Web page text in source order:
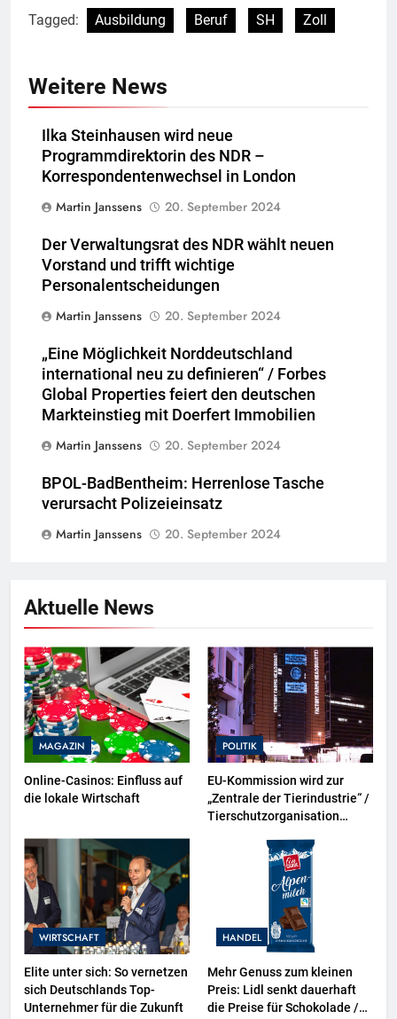
Tagged: Ausbildung Beruf SH Zoll
Weitere News
Ilka Steinhausen wird neue
Programmdirektorin des NDR –
Korrespondentenwechsel in London
Martin Janssens
20. September 2024
Der Verwaltungsrat des NDR wählt neuen
Vorstand und trifft wichtige
Personalentscheidungen
Martin Janssens
20. September 2024
„Eine Möglichkeit Norddeutschland
international neu zu definieren“ / Forbes
Global Properties feiert den deutschen
Markteinstieg mit Doerfert Immobilien
Martin Janssens
20. September 2024
BPOL-BadBentheim: Herrenlose Tasche
verursacht Polizeieinsatz
Martin Janssens
20. September 2024
Aktuelle News
MAGAZIN
Online-Casinos: Einfluss auf
die lokale Wirtschaft
POLITIK
EU-Kommission wird zur
„Zentrale der Tierindustrie“ /
Tierschutzorganisation
Projektion in Brüssel die
Nähe der EU-Kommission zur
Tierindustrie an
WIRTSCHAFT
Elite unter sich: So vernetzen
sich Deutschlands Top-
Unternehmer für die Zukunft
HANDEL
Mehr Genuss zum kleinen
Preis: Lidl senkt dauerhaft
die Preise für Schokolade /